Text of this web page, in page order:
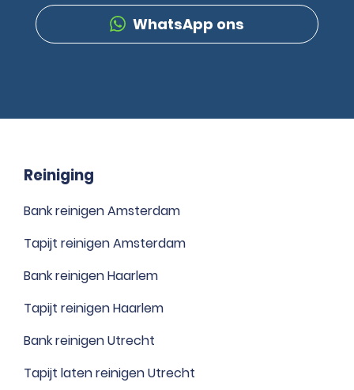
WhatsApp ons
Reiniging
Bank reinigen Amsterdam
Tapijt reinigen Amsterdam
Bank reinigen Haarlem
Tapijt reinigen Haarlem
Bank reinigen Utrecht
Tapijt laten reinigen Utrecht